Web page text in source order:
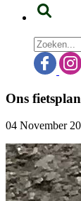
Ons
04 November